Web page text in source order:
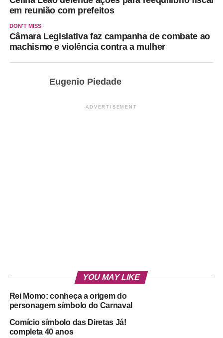
em reunião com prefeitos
DON'T MISS
Câmara Legislativa faz campanha de combate ao
machismo e violência contra a mulher
Eugenio Piedade
ADVERTISEMENT
YOU MAY LIKE
Rei Momo: conheça a origem do
personagem símbolo do Carnaval
Comício símbolo das Diretas Já!
completa 40 anos